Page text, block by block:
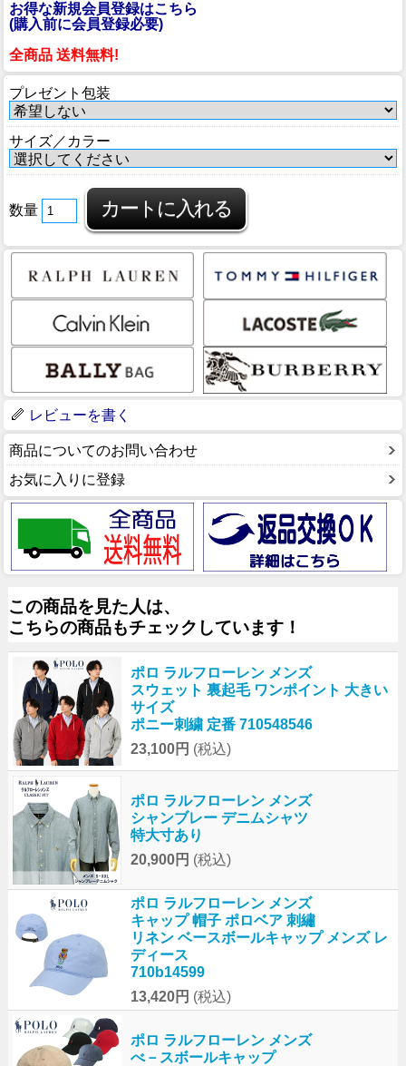
お得な新規会員登録はこちら
(購入前に会員登録必要)
全商品 送料無料!
プレゼント包装
サイズ／カラー
数量
レビューを書く
商品についてのお問い合わせ
お気に入りに登録
この商品を見た人は、
こちらの商品もチェックしています！
ポロ ラルフローレン メンズ
スウェット 裏起毛 ワンポイント 大きい
サイズ
ポニー刺繍 定番 710548546
23,100円 (税込)
ポロ ラルフローレン メンズ
シャンブレー デニムシャツ
特大寸あり
20,900円 (税込)
ポロ ラルフローレン メンズ
キャップ 帽子 ポロベア 刺繡
リネン ベースボールキャップ メンズ レ
ディース
710b14599
13,420円 (税込)
ポロ ラルフローレン メンズ
べ－スボールキャップ